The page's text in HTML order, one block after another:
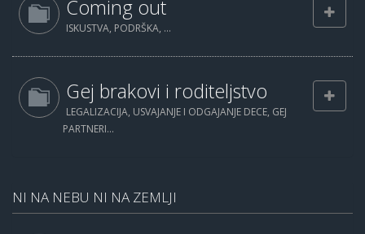
Coming out
ISKUSTVA, PODRŠKA, ...
Gej brakovi i roditeljstvo
LEGALIZACIJA, USVAJANJE I ODGAJANJE DECE, GEJ
PARTNERI...
NI NA NEBU NI NA ZEMLJI